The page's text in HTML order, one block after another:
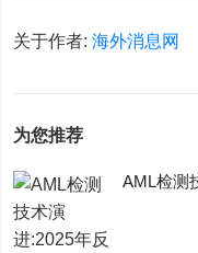
关于作者:海外消息网
为您推荐
AML检测